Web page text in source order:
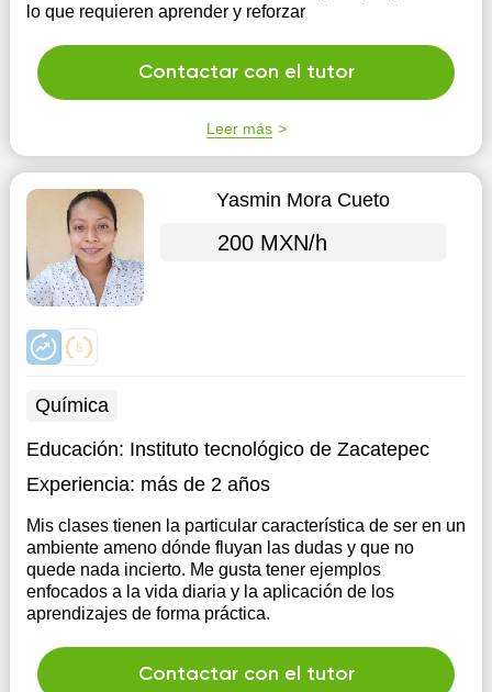
lo que requieren aprender y reforzar
Contactar con el tutor
Leer más
Yasmin Mora Cueto
200 MXN/h
Química
Educación: Instituto tecnológico de Zacatepec
Experiencia: más de 2 años
Mis clases tienen la particular característica de ser en un
ambiente ameno dónde fluyan las dudas y que no
quede nada incierto. Me gusta tener ejemplos
enfocados a la vida diaria y la aplicación de los
aprendizajes de forma práctica.
Contactar con el tutor